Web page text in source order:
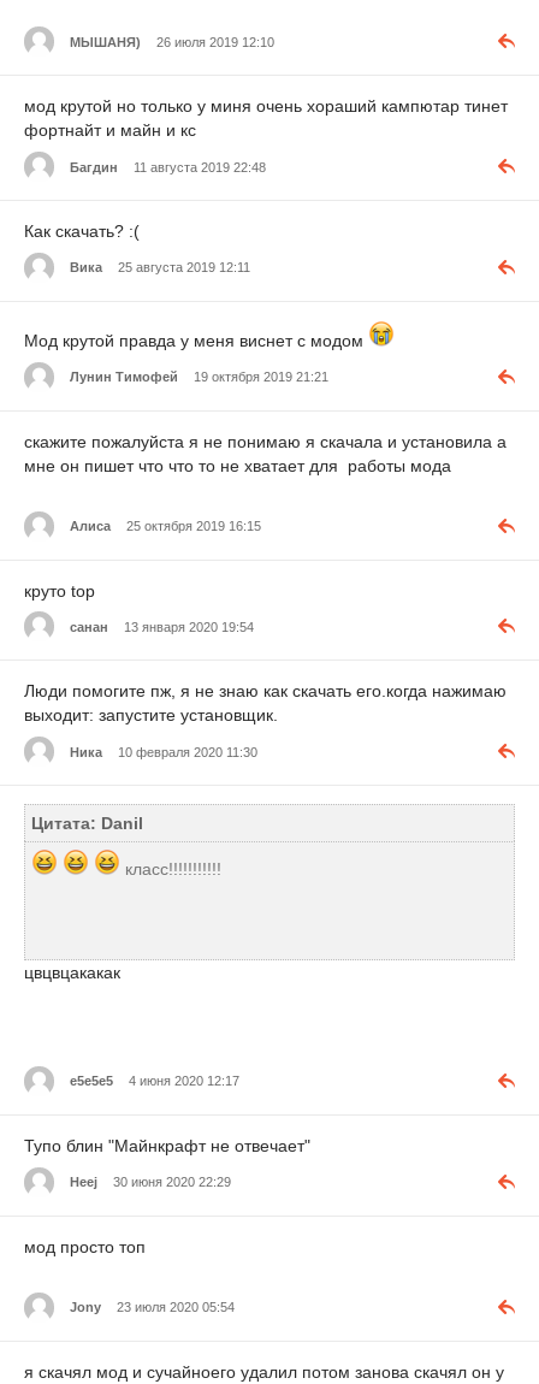
МЫШАНЯ) 26 июля 2019 12:10
мод крутой но только у миня очень хораший кампютар тинет
фортнайт и майн и кс
Багдин 11 августа 2019 22:48
Как скачать? :(
Вика 25 августа 2019 12:11
Мод крутой правда у меня виснет с модом
Лунин Тимофей 19 октября 2019 21:21
скажите пожалуйста я не понимаю я скачала и установила а
мне он пишет что что то не хватает для работы мода
Aлиса 25 октября 2019 16:15
круто top
санан 13 января 2020 19:54
Люди помогите пж, я не знаю как скачать его.когда нажимаю
выходит: запустите установщик.
Ника 10 февраля 2020 11:30
Цитата: Danil
класс!!!!!!!!!!!
цвцвцакакак
е5е5е5 4 июня 2020 12:17
Тупо блин "Майнкрафт не отвечает"
Heej 30 июня 2020 22:29
мод просто топ
Jony 23 июля 2020 05:54
я скачял мод и сучайноего удалил потом занова скачял он у